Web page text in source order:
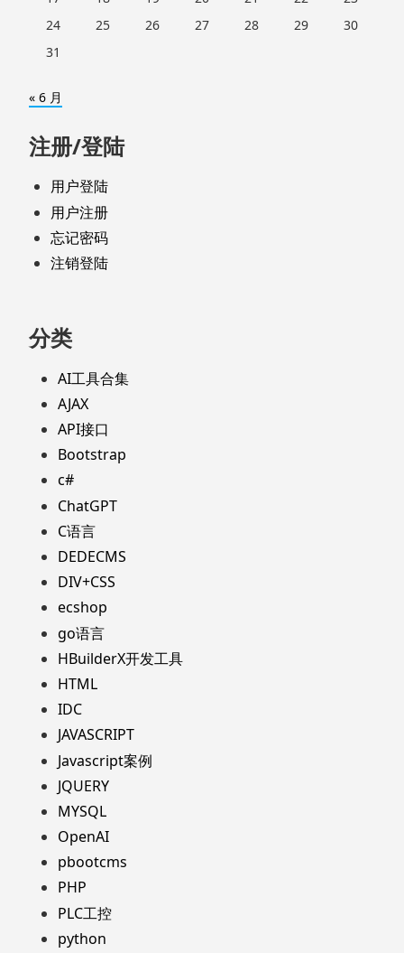
24
25 26 27 28 29
30
31
« 6 月
注册/登陆
用户登陆
用户注册
忘记密码
注销登陆
分类
AI工具合集
AJAX
API接口
Bootstrap
c#
ChatGPT
C语言
DEDECMS
DIV+CSS
ecshop
go语言
HBuilderX开发工具
HTML
IDC
JAVASCRIPT
Javascript案例
JQUERY
MYSQL
OpenAI
pbootcms
PHP
PLC工控
python